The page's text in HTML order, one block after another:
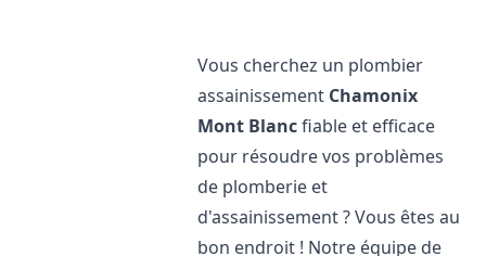
Vous cherchez un plombier
assainissement Chamonix
Mont Blancfiable et efficace
pour résoudre vos problèmes
de plomberie et
d'assainissement ? Vous êtes au
bon endroit ! Notre équipe de